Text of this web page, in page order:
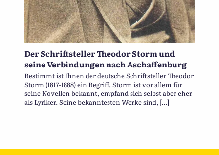
Der Schriftsteller Theodor Storm und
seine Verbindungen nach Aschaffenburg
Bestimmt ist Ihnen der deutsche Schriftsteller Theodor
Storm (1817-1888) ein Begriff. Storm ist vor allem für
seine Novellen bekannt, empfand sich selbst aber eher
als Lyriker. Seine bekanntesten Werke sind, […]